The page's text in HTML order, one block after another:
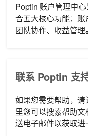
Poptin 账户管理中
合五大核心功能：账
团队协作、收益管理。
联系 Poptin 支
如果您需要帮助，请
里您可以搜索帮助
送电子邮件以获取进